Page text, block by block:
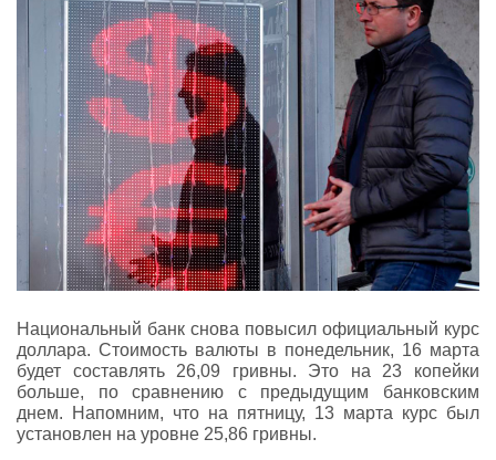
Национальный банк снова повысил официальный курс
доллара. Стоимость валюты в понедельник, 16 марта
будет составлять 26,09 гривны. Это на 23 копейки
больше, по сравнению с предыдущим банковским
днем. Напомним, что на пятницу, 13 марта курс был
установлен на уровне 25,86 гривны.